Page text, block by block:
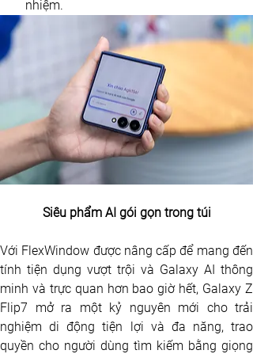
nhiệm.
Siêu phẩm AI gói gọn trong túi
Với FlexWindow được nâng cấp để mang đến
tính tiện dụng vượt trội và Galaxy AI thông
minh và trực quan hơn bao giờ hết, Galaxy Z
Flip7 mở ra một kỷ nguyên mới cho trải
nghiệm di động tiện lợi và đa năng, trao
quyền cho người dùng tìm kiếm bằng giọng